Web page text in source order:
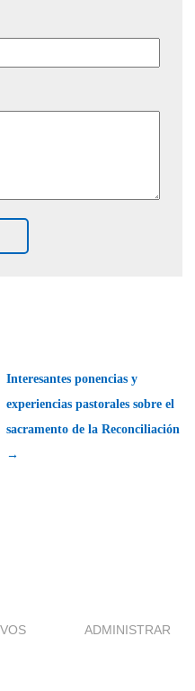
Interesantes ponencias y
experiencias pastorales sobre el
sacramento de la Reconciliación
→
ADMINISTRAR